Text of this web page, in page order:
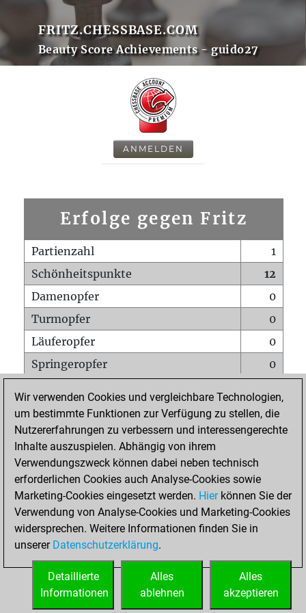
FRITZ.CHESSBASE.COM
Beauty Score Achievements - guido27
ANMELDEN
Erfolge gegen Fritz
Partienzahl
1
Schönheitspunkte
12
Damenopfer
0
Turmopfer
0
Läuferopfer
0
Springeropfer
0
Matt auf vollem Brett
0
Bauer setzt Matt
0
Erstickte Matts
Unterverwandlungen
Türme auf der siebten
0
STARTSEITE
Wir verwenden Cookies und vergleichbare Technologien,
um bestimmte Funktionen zur Verfügung zu stellen, die
Nutzererfahrungen zu verbessern und interessengerechte
Inhalte auszuspielen. Abhängig von ihrem
Verwendungszweck können dabei neben technisch
erforderlichen Cookies auch Analyse-Cookies sowie
Marketing-Cookies eingesetzt werden. Hierkönnen Sie der
Verwendung von Analyse-Cookies und Marketing-Cookies
widersprechen. Weitere Informationen finden Sie in
unserer Datenschutzerklärung.
Alles
akzeptieren
Alles
ablehnen
Detaillierte
Informationen